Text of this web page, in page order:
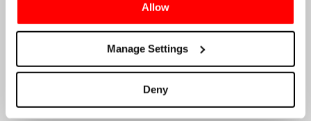
Allow
Manage Settings
Deny
Liquidation zur Verfügung stellen, einschließlich Unterlagen
darüber, wie Sie eine Forderung gegen das Unternehmen geltend
machen können.
kann kontaktiert werden unter
motorsport.tickets@crowe.co.uk